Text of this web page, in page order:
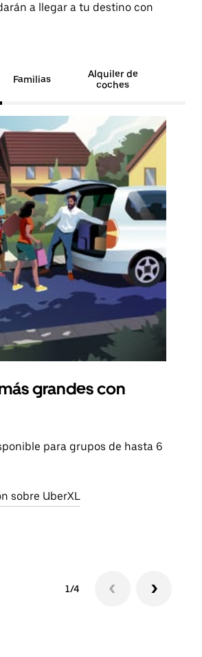
a llegar a tu destino con
Familias
Alquiler de
coches
grandes con
para grupos de hasta 6
sobre UberXL
1/4